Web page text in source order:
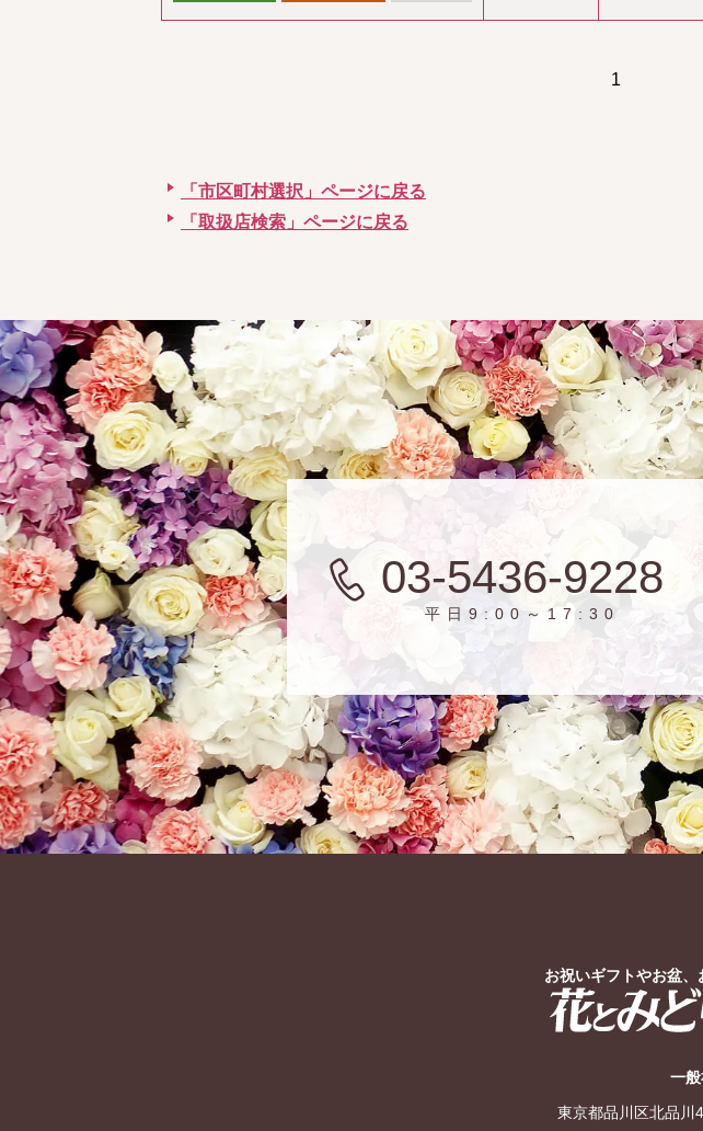
1
「市区町村選択」ページに戻る
「取扱店検索」ページに戻る
03-5436-9228
平日9:00～17:30
お祝いギフトやお盆
一
東京都品川区北品川